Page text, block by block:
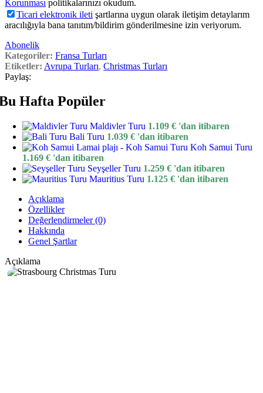
Korunması politikalarınızı okudum.
Ticari elektronik ileti şartlarına uygun olarak iletişim detaylarım
aracılığıyla bana tanıtım/bildirim gönderilmesine izin veriyorum.
Abonelik
Kategoriler: Fransa Turları
Etiketler: Avrupa Turları, Christmas Turları
Paylaş:
Hafta Popüler
Maldivler Turu 1.109 € 'dan itibaren
Bali Turu 1.039 € 'dan itibaren
Koh Samui Turu
1.169 € 'dan itibaren
Seyşeller Turu 1.259 € 'dan itibaren
Mauritius Turu 1.125 € 'dan itibaren
Açıklama
Özellikler
Değerlendirmeler (0)
Hakkında
Genel Şartlar
Açıklama